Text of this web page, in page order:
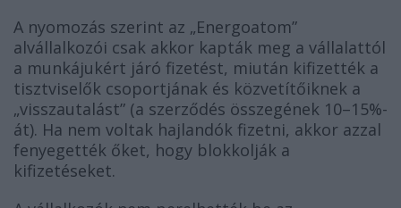
A nyomozás szerint az „Energoatom”
alvállalkozói csak akkor kapták meg a vállalattól
a munkájukért járó fizetést, miután kifizették a
tisztviselők csoportjának és közvetítőiknek a
„visszautalást” (a szerződés összegének 10–15%-
át). Ha nem voltak hajlandók fizetni, akkor azzal
fenyegették őket, hogy blokkolják a
kifizetéseket.